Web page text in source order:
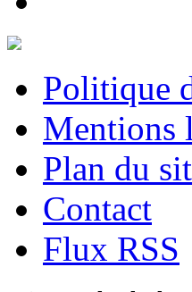
Politique
Mentions
Plan du
Contact
Flux RSS